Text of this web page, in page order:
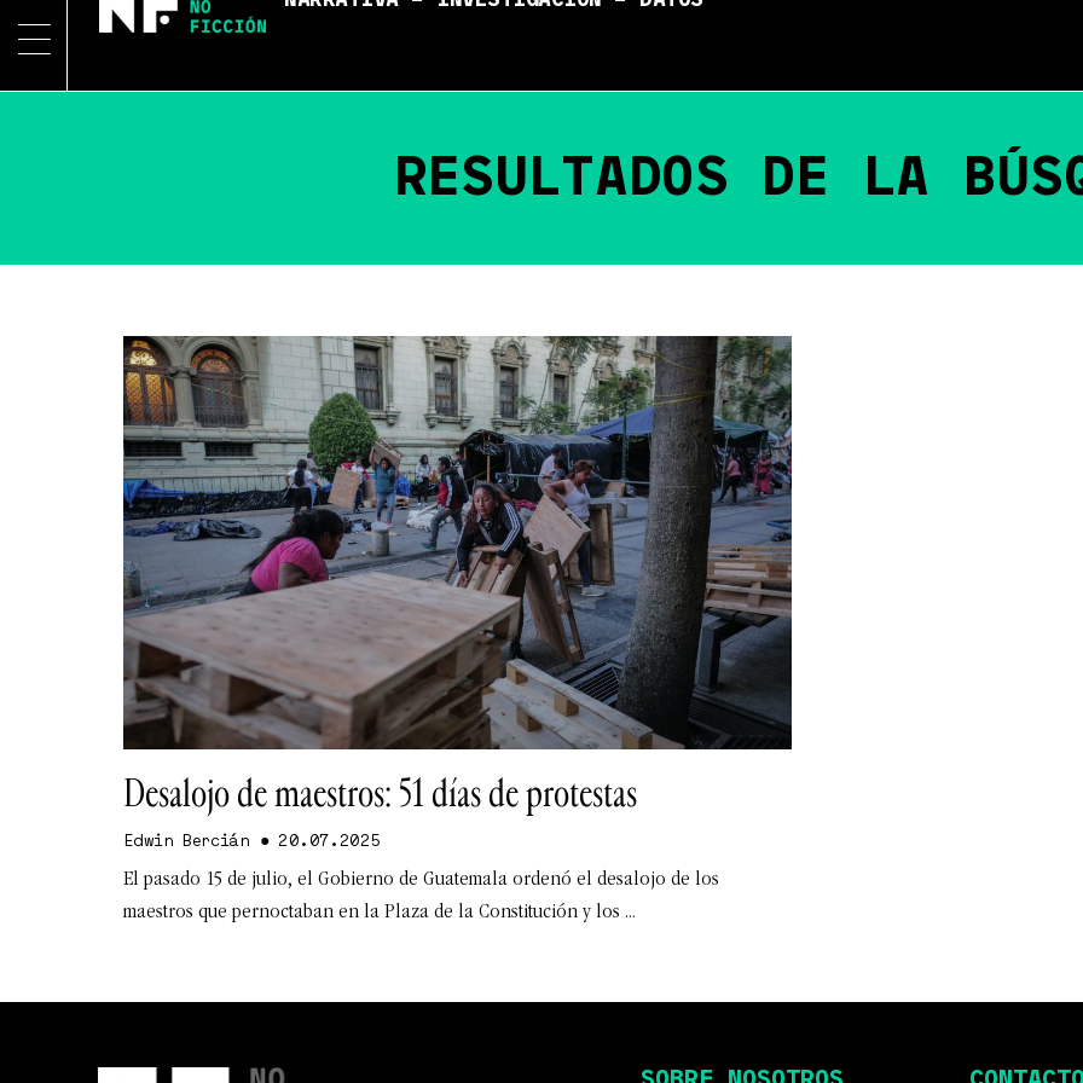
RESULTADOS DE LA
Desalojo de maestros: 51 días de protestas
Edwin Bercián 20.07.2025
El pasado 15 de julio, el Gobierno de Guatemala ordenó el desalojo de los
maestros que pernoctaban en la Plaza de la Constitución y los